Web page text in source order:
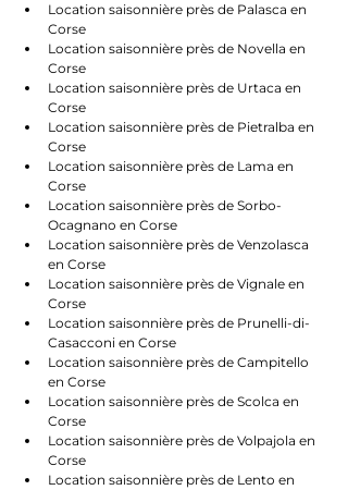
Location saisonnière près de Palasca en
Corse
Location saisonnière près de Novella en
Corse
Location saisonnière près de Urtaca en
Corse
Location saisonnière près de Pietralba en
Corse
Location saisonnière près de Lama en
Corse
Location saisonnière près de Sorbo-
Ocagnano en Corse
Location saisonnière près de Venzolasca
en Corse
Location saisonnière près de Vignale en
Corse
Location saisonnière près de Prunelli-di-
Casacconi en Corse
Location saisonnière près de Campitello
en Corse
Location saisonnière près de Scolca en
Corse
Location saisonnière près de Volpajola en
Corse
Location saisonnière près de Lento en